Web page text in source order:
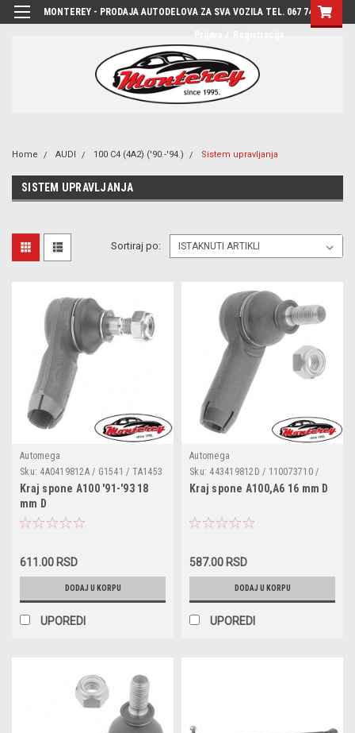
MONTEREY - PRODAJA AUTODELOVA ZA SVA VOZILA TEL. 067 7444-780
Home AUDI 100 C4 (4A2) ('90.-'94.) Sistem upravljanja
SISTEM UPRAVLJANJA
Sortiraj po:
Automega
Sku: 4A0419812A / G1541 / TA1453
/ 3041908124A0A
Kraj spone A100 '91-'93 18
mm D
611.00 RSD
DODAJ U KORPU
UPOREDI
Automega
Sku: 443419812D / 110073710 /
G1218 / 443419812B
Kraj spone A100,A6 16 mm D
587.00 RSD
DODAJ U KORPU
UPOREDI